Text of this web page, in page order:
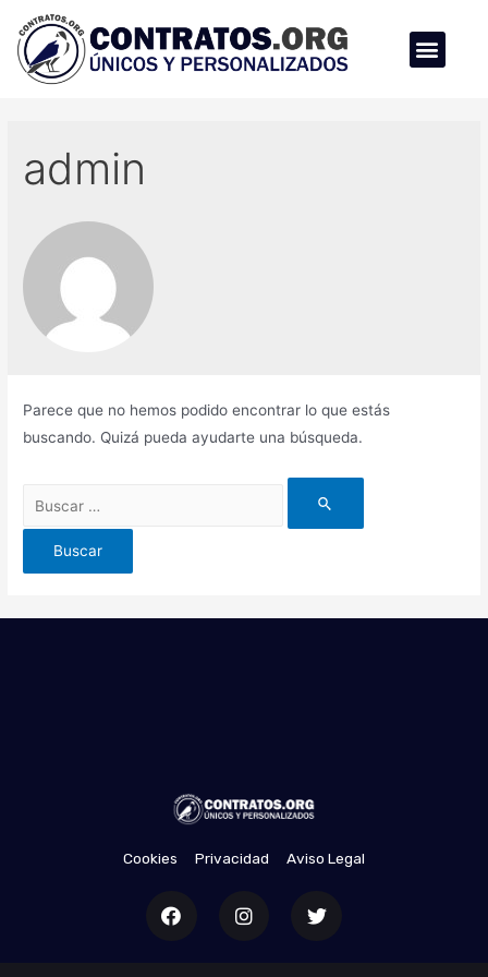
admin
Parece que no hemos podido encontrar lo que estás
buscando. Quizá pueda ayudarte una búsqueda.
Cookies Privacidad Aviso Legal